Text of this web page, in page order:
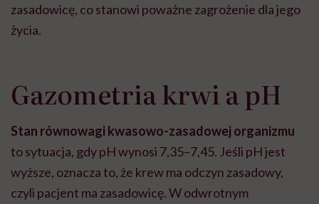
zasadowicę, co stanowi poważne zagrożenie dla jego
życia.
Gazometria krwi a pH
Stan równowagi kwasowo-zasadowej organizmu
to sytuacja, gdy pH wynosi 7,35–7,45. Jeśli pH jest
wyższe, oznacza to, że krew ma odczyn zasadowy,
czyli pacjent ma zasadowicę. W odwrotnym